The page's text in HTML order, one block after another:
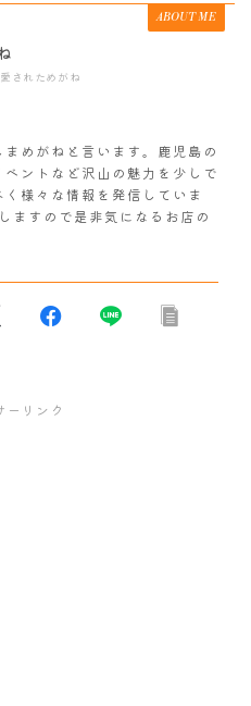
ABOUT ME
されためがね
めがねと言います。鹿児島の
ントなど沢山の魅力を少しで
様々な情報を発信していま
ますので是非気になるお店の
ーリンク